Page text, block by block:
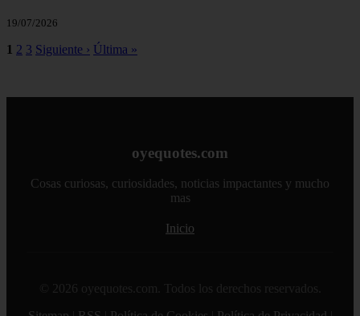
19/07/2026
1 2 3 Siguiente › Última »
oyequotes.com
Cosas curiosas, curiosidades, noticias impactantes y mucho
mas
Inicio
© 2026 oyequotes.com. Todos los derechos reservados.